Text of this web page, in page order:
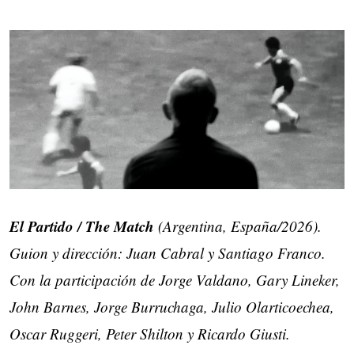
El Partido / The Match (Argentina, España/2026).
Guion y dirección: Juan Cabral y Santiago Franco.
Con la participación de Jorge Valdano, Gary Lineker,
John Barnes, Jorge Burruchaga, Julio Olarticoechea,
Oscar Ruggeri, Peter Shilton y Ricardo Giusti.